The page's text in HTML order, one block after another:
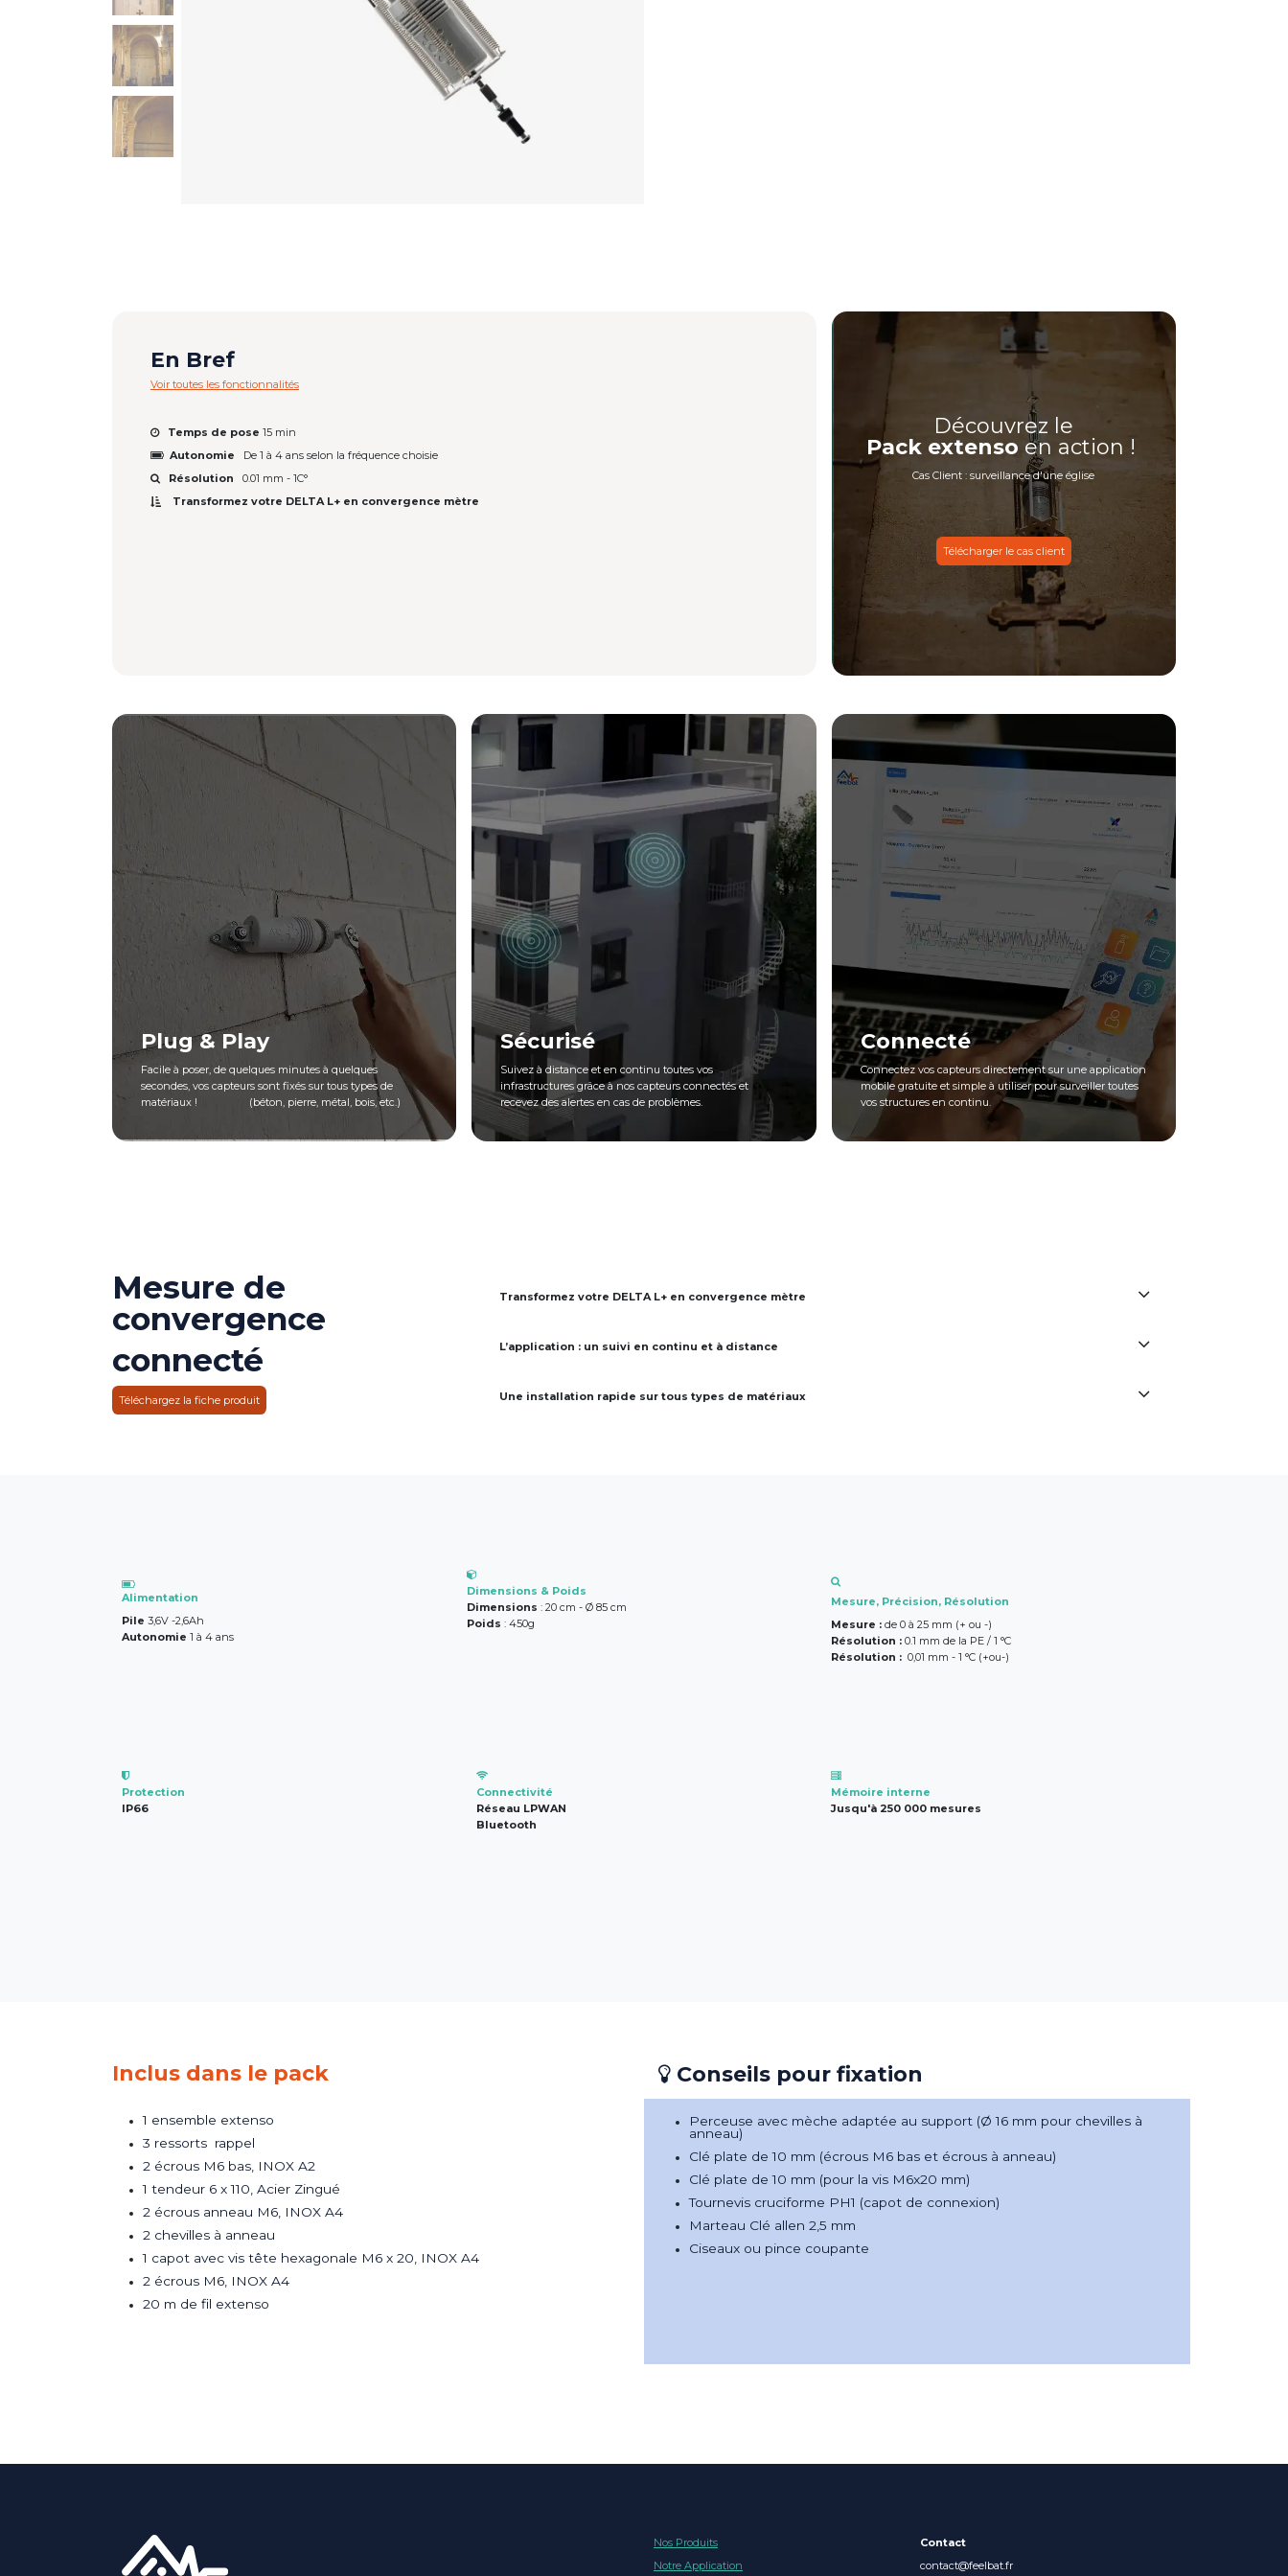
Découvrez le
Pack extenso en action !
Cas Client : surveillance d'une église
Télécharger le cas client
En Bref
Voir toutes les fonctionnalités
Temps de pose 15 min
Autonomie De 1 à 4 ans selon la fréquence choisie
Résolution 0.01 mm - 1C°
Transformez votre DELTA L+ en convergence mètre
Sécurisé
Suivez à distance et​ en continu toutes vos
infrastructures grâce à nos capteurs connectés et
recevez des alertes en cas de problèmes.
Connecté
Connectez vos capteurs directement sur une application
mobile gratuite et simple à utiliser pour surveiller toutes
vos structures en continu.
Plug & Play
Facile à poser, de quelques minutes à quelques
secondes, vos capteurs sont fixés sur tous types de
matériaux ! (béton, pierre, métal, bois, etc.)
Mesure de
convergence
connecté
Téléchargez la fiche produit
Transformez votre DELTA L+ en convergence mètre
L’application : un suivi en continu et à distance
Une installation rapide sur tous types de matériaux
​Alimentation
Pile 3,6V -2,6Ah
Autonomie 1 à 4 ans
Mesure, Précision, Résolution
Mesure : de 0 à 25 mm (+ ou -)
Résolution : 0.1 mm de la PE / 1 °C
Résolution : 0,01 mm - 1 °C (+ou-)
Connectivité
Réseau LPWAN
Bluetooth
Mémoire interne
Jusqu'à 250 000 mesures
Dimensions & Poids
Dimensions : 20 cm - Ø 85 cm
Poids : 450g
Protection
IP66
Inclus dans le pack
1 ensemble extenso
3 ressorts rappel
2 écrous M6 bas, INOX A2
1 tendeur 6 x 110, Acier Zingué
2 écrous anneau M6, INOX A4
2 chevilles à anneau
1 capot avec vis tête hexagonale M6 x 20, INOX A4
2 écrous M6, INOX A4
20 m de fil extenso
Conseils pour fixation
Perceuse avec mèche adaptée au support (Ø 16 mm pour chevilles à
anneau)
Clé plate de 10 mm (écrous M6 bas et écrous à anneau)
Clé plate de 10 mm (pour la vis M6x20 mm)
Tournevis cruciforme PH1 (capot de connexion)
Marteau Clé allen 2,5 mm
Ciseaux ou pince coupante​
Nos Produits
Notre Application
Contact
contact@feelbat.fr